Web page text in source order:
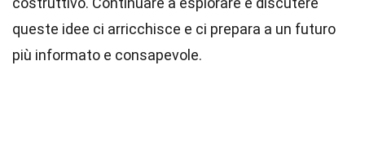
queste idee ci arricchisce e ci prepara a un futuro
più informato e consapevole.